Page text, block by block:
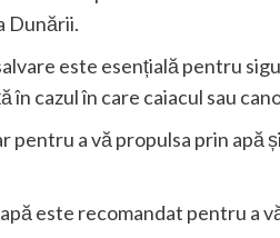
Dunării.
este esențială pentru
în cazul în care caiacul sau
pentru a vă propulsa prin apă
este recomandat pentru a